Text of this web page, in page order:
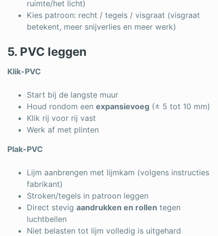
ruimte/het licht)
Kies patroon: recht / tegels / visgraat (visgraat
betekent, meer snijverlies en meer werk)
5. PVC leggen
Klik-PVC
Start bij de langste muur
Houd rondom een expansievoeg (± 5 tot 10 mm)
Klik rij voor rij vast
Werk af met plinten
Plak-PVC
Lijm aanbrengen met lijmkam (volgens instructies
fabrikant)
Stroken/tegels in patroon leggen
Direct stevig aandrukken en rollen tegen
luchtbellen
Niet belasten tot lijm volledig is uitgehard